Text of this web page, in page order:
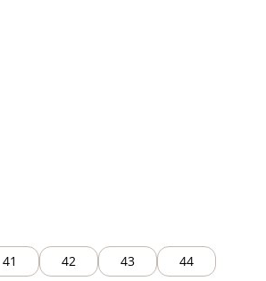
41 42 43
44